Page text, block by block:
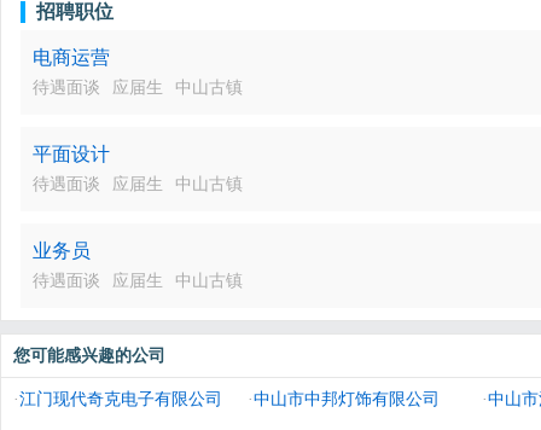
招聘职位
电商运营
待遇面谈 应届生 中山古镇
平面设计
待遇面谈 应届生 中山古镇
业务员
待遇面谈 应届生 中山古镇
您可能感兴趣的公司
·江门现代奇克电子有限公司 ·中山市中邦灯饰有限公司 ·中山